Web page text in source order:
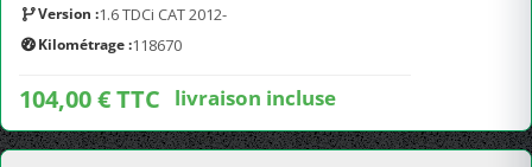
Version :1.6 TDCi CAT 2012-
Kilométrage :118670
104,00 € TTC livraison incluse